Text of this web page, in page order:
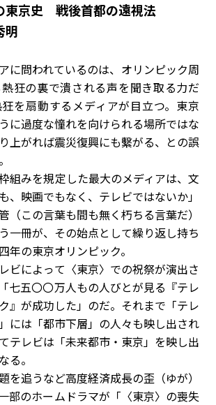
東京史 戦後首都の遠視法
明
に問われているのは、オリンピック周
狂の裏で潰される声を聞き取る力だ
を扇動するメディアが目立つ。東京
に過度な憧れを向けられる場所ではな
上がれば震災復興にも繫がる、との誤
組みを規定した最大のメディアは、文
、映画でもなく、テレビではないか」
（この言葉も間も無く朽ちる言葉だ）
一冊が、その始点として繰り返し持ち
年の東京オリンピック。
ビによって〈東京〉での祝祭が演出さ
七五〇〇万人もの人びとが見る『テレ
』が成功した」のだ。それまで「テレ
には「都市下層」の人々も映し出され
テレビは「未来都市・東京」を映し出
る。
を追うなど高度経済成長の歪（ゆが）
部のホームドラマが「〈東京〉の喪失